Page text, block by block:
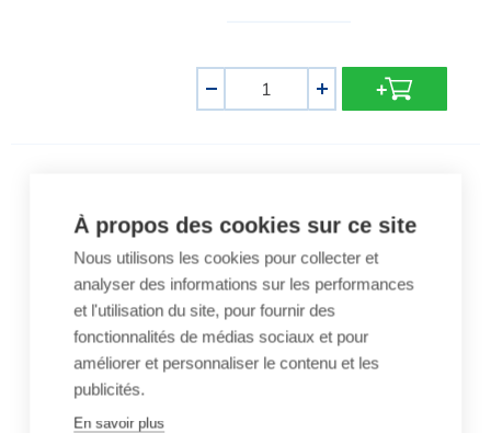
+
Vert
70,00 €
Poncho en éponge
Haute qualité
Puissance de séchage élevée
À propos des cookies sur ce site
Nous utilisons les cookies pour collecter et
analyser des informations sur les performances
et l'utilisation du site, pour fournir des
fonctionnalités de médias sociaux et pour
améliorer et personnaliser le contenu et les
publicités.
En savoir plus